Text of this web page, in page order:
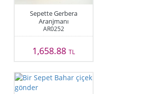
Sepette Gerbera
Aranjmanı
AR0252
1,658.88TL